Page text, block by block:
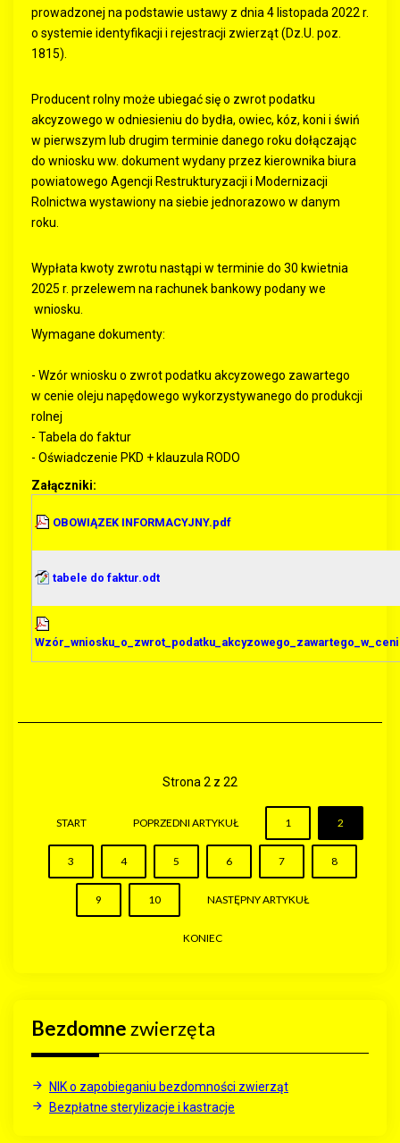
prowadzonej na podstawie ustawy z dnia 4 listopada 2022 r.
o systemie identyfikacji i rejestracji zwierząt (Dz.U. poz.
1815).
Producent rolny może ubiegać się o zwrot podatku
akcyzowego w odniesieniu do bydła, owiec, kóz, koni i świń
w pierwszym lub drugim terminie danego roku dołączając
do wniosku ww. dokument wydany przez kierownika biura
powiatowego Agencji Restrukturyzacji i Modernizacji
Rolnictwa wystawiony na siebie jednorazowo w danym
roku.
Wypłata kwoty zwrotu nastąpi w terminie do 30 kwietnia
2025 r. przelewem na rachunek bankowy podany we
wniosku.
Wymagane dokumenty:
- Wzór wniosku o zwrot podatku akcyzowego zawartego
w cenie oleju napędowego wykorzystywanego do produkcji
rolnej
- Tabela do faktur
- Oświadczenie PKD + klauzula RODO
Załączniki:
OBOWIĄZEK INFORMACYJNY.pdf
tabele do faktur.odt
Strona 2 z 22
START POPRZEDNI ARTYKUŁ 1 2
3 4 5 6 7 8
9 10 NASTĘPNY ARTYKUŁ
KONIEC
Bezdomnezwierzęta
NIK o zapobieganiu bezdomności zwierząt
Bezpłatne sterylizacje i kastracje